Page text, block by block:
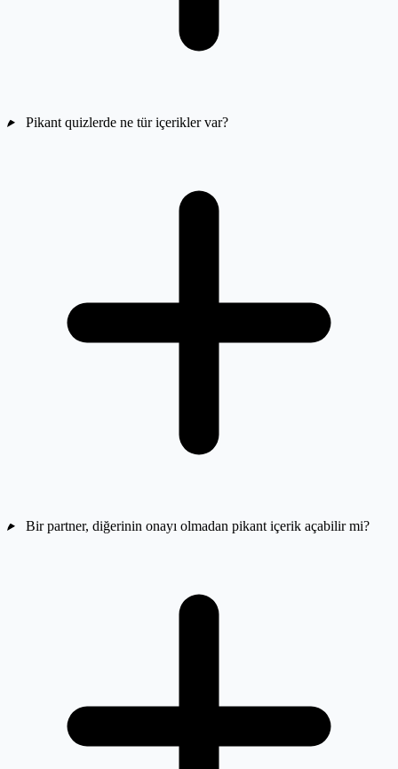
Pikant quizlerde ne tür içerikler var?
Bir partner, diğerinin onayı olmadan pikant içerik açabilir mi?